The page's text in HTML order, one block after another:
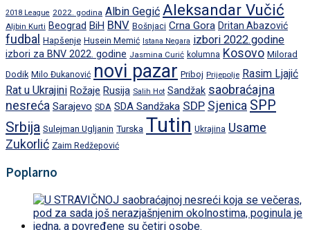
2018 League 2022. godina Albin Gegić Aleksandar Vučić
Aljbin Kurti Beograd BiH BNV Bošnjaci Crna Gora Dritan Abazović
fudbal Hapšenje Husein Memić Istana Negara izbori 2022.godine
izbori za BNV 2022. godine Jasmina Curić kolumna Kosovo Milorad
Dodik Milo Đukanović novi pazar Priboj Prijepolje Rasim Ljajić
Rat u Ukrajini Rožaje Rusija Salih Hot Sandžak saobraćajna
nesreća Sarajevo SDA SDA Sandžaka SDP Sjenica SPP
Srbija Sulejman Ugljanin Turska Tutin Ukrajina Usame
Zukorlić Zaim Redžepović
Poplarno